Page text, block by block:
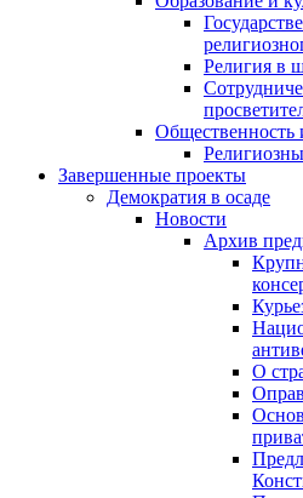
Религия в
Завершенные проекты
Демократия в осаде
Новости
Архив
О